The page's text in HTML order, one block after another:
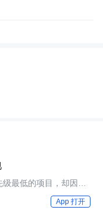
最低的项目，却因
App 打开